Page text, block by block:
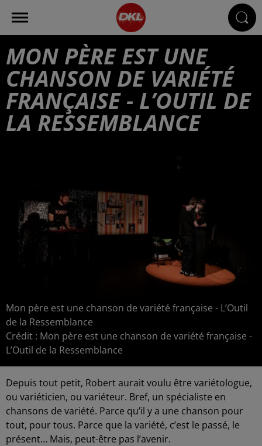
MON PÈRE EST UNE
CHANSON DE VARIÉTÉ
FRANÇAISE - L’OUTIL DE
LA RESSEMBLANCE
Mon père est une chanson de variété française - L’Outil
de la Ressemblance
Crédit : Mon père est une chanson de variété française -
L’Outil de la Ressemblance
Depuis tout petit, Robert aurait voulu être variétologue,
ou variéticien, ou variéteur. Bref, un spécialiste en
chansons de variété. Parce qu’il y a une chanson pour
tout, pour tous. Parce que la variété, c’est le passé, le
présent… Mais, peut-être pas l’avenir.